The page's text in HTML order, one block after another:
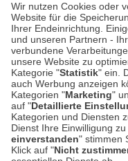
Wir nutzen Cookies oder
Website für die
Ihrer Endeinrichtung.
und unseren Partnern -
verbundene
unsere Website zu
Kategorie "Statistik" ein.
auch Werbung anzeigen
Kategorien "Marketing"
auf "Detaillierte
Kategorien und Diensten
Dienst Ihre Einwilligung
einverstanden" stimmen
Klick auf "Nicht
Unser
Auf
Montag bis